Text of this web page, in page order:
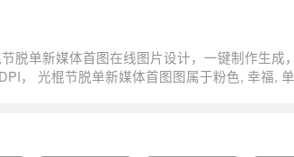
成， 图片资源是由148225于2019-10-28T16:55:14+08:00传的作品。 图片光棍节脱单单身狗恋爱单身狗粮单身汪幸福粉色
专题光棍节脱单, 脱单, 脱